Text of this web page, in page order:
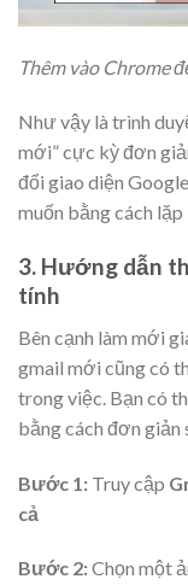
Thêm vào Chrome
Như vậy là trình
mới” cực kỳ đơn
đổi giao diện
muốn bằng cách
3. Hướng dẫn
tính
Bên cạnh làm mới
gmail mới cũng có
trong việc. Bạn có
bằng cách đơn giản
Bước 1: Truy cập
cả
Bước 2:Chọn một